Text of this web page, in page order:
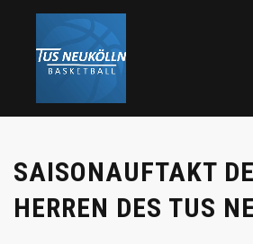
SAISONAUFTAKT
HERREN DES TUS